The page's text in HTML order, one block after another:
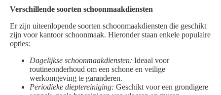
Verschillende soorten schoonmaakdiensten
Er zijn uiteenlopende soorten schoonmaakdiensten die geschikt
zijn voor kantoor schoonmaak. Hieronder staan enkele populaire
opties:
Dagelijkse schoonmaakdiensten: Ideaal voor
routineonderhoud om een schone en veilige
werkomgeving te garanderen.
Periodieke dieptereiniging: Geschikt voor een grondigere